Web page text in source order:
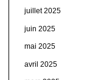
juillet 2025
juin 2025
mai 2025
avril 2025